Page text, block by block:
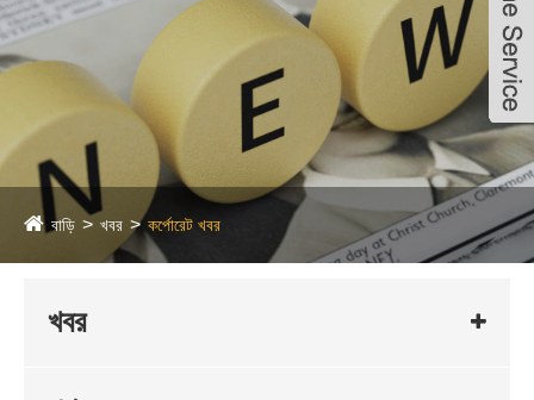
বাড়ি খবর কর্পোরেট খবর
খবর